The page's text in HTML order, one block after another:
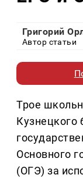
Григорий
Автор статьи
Трое
Кузнецкого
Основного
(ОГЭ) за